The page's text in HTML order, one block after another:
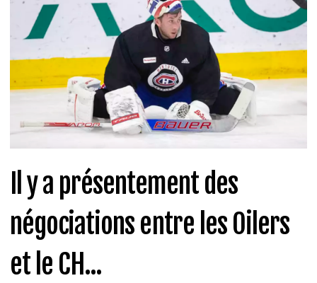
Il y a présentement des
négociations entre les Oilers
et le CH...